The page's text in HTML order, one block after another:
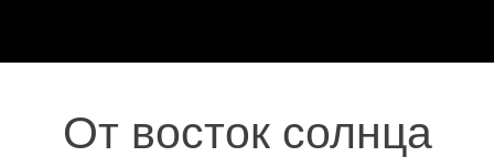
От восток солнца